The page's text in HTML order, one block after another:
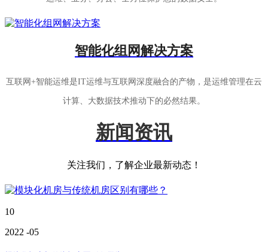
智能化组网解决方案
互联网+智能运维是IT运维与互联网深度融合的产物，是运维管理在云
计算、大数据技术推动下的必然结果。
新闻资讯
关注我们，了解企业最新动态！
10
2022 -05